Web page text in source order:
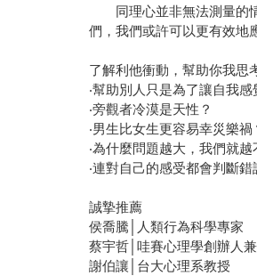
同理心並非無法測量的情
們，我們或許可以更有效地
了解利他衝動，幫助你我思
‧幫助別人只是為了讓自我感
‧旁觀者冷漠是天性？
‧男生比女生更容易幸災樂禍
‧為什麼問題越大，我們就越
‧連對自己的感受都會判斷
誠摯推薦
侯喬騰│人類行為科學專家
蔡宇哲│哇賽心理學創辦人
謝伯讓│台大心理系教授